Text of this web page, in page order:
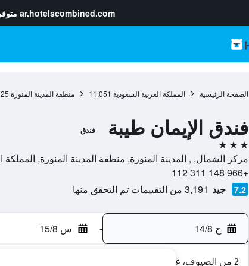
ar.hotelscombined.com
الصفحة الرئيسية المملكة العربية السعودية 11,051 منطقة المدينة المنورة
فندق الإيمان طيبة فندق
3 نجوم
مركز الشمال, , المدينة المنورة, منطقة المدينة المنورة, المملكة
+966 148 311 112
7.2 جيد 3,191 من التقييمات تم التحقق منها
ج 14/8 - س 15/8
2 من الضيوف، غرفة واحدة